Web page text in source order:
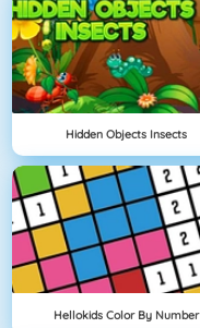
Hidden Objects Insects
Hellokids Color By Number